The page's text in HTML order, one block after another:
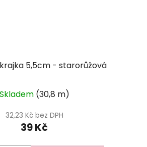
5,5cm - starorůžová
Skladem (30,8 m)
32,23 Kč bez DPH
39 Kč